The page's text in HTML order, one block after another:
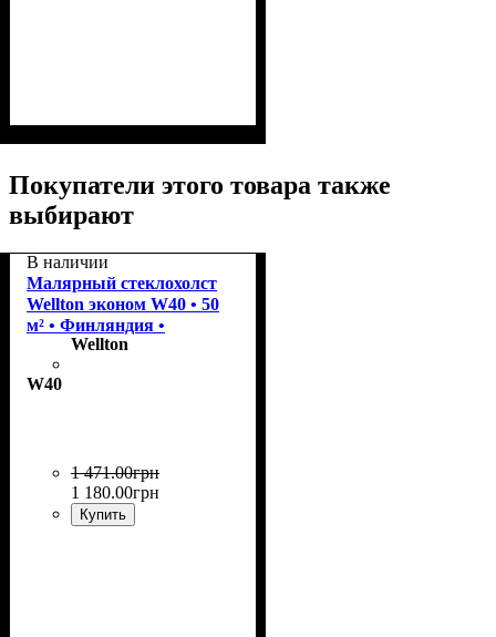
на бумажной и
флизелиновой основе, обои
акриловые.
Покупатели этого товара также
выбирают
В наличии
Малярный стеклохолст
Wellton эконом W40 • 50
м² • Финляндия •
армирующий и под
покраску
Wellton
W40
1 471.00грн
1 180.00грн
Купить